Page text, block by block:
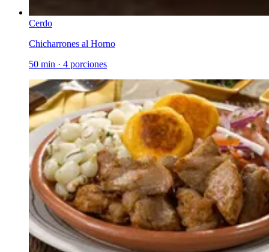
Cerdo
Chicharrones al Horno
50 min · 4 porciones